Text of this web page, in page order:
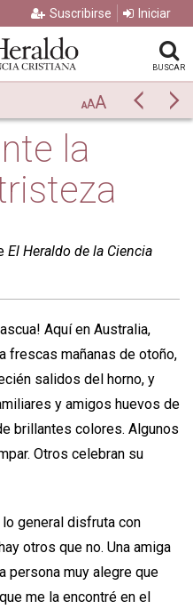
Suscribirse Iniciar
BUSCAR
AAA Previo
la
El Heraldo de la Ciencia
Aquí en Australia,
frescas mañanas de otoño,
salidos del horno, y
y amigos huevos de
brillantes colores. Algunos
Otros celebran su
general disfruta con
otros que no. Una amiga
persona muy alegre que
me la encontré en el